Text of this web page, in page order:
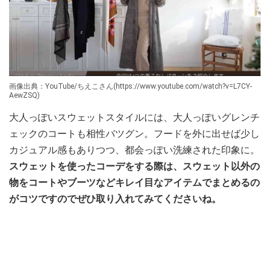
画像出典：YouTube/ちえこさん(https://www.youtube.com/watch?v=L7CY-
AewZSQ)
大人っぽいスウェットスタイルには、大人っぽいグレンチ
ェックのコートも相性バツグン。フードを外に出せば少し
カジュアル感もありつつ、都会っぽい洗練された印象に。
スウェットを使ったコーデをする際は、スウェット以外の
物をコートやブーツなどキレイ目なアイテムでまとめるの
がコツですのでぜひ取り入れてみてくださいね。